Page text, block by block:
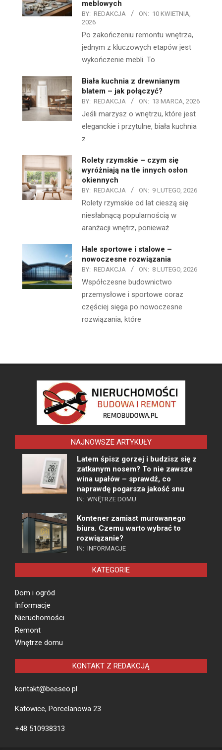
meblowych
BY: REDAKCJA ON: 10 KWIETNIA,
2026
Po zakończeniu remontu wnętrza,
jednym z kluczowych etapów jest
wykończenie mebli. To
Biała kuchnia z drewnianym
blatem – jak połączyć?
BY: REDAKCJA ON: 13 MARCA, 2026
Jeśli marzysz o wnętrzu, które jest
eleganckie i przytulne, biała kuchnia
z
Rolety rzymskie – czym się
wyróżniają na tle innych osłon
okiennych
BY: REDAKCJA ON: 9 LUTEGO, 2026
Rolety rzymskie od lat cieszą się
niesłabnącą popularnością w
aranżacji wnętrz, ponieważ
Hale sportowe i stalowe –
nowoczesne rozwiązania
BY: REDAKCJA ON: 8 LUTEGO, 2026
Współczesne budownictwo
przemysłowe i sportowe coraz
częściej sięga po nowoczesne
rozwiązania, które
NAJNOWSZE ARTYKUŁY
Latem śpisz gorzej i budzisz się z
zatkanym nosem? To nie zawsze
wina upałów – sprawdź, co
naprawdę pogarsza jakość snu
IN: WNĘTRZE DOMU
Kontener zamiast murowanego
biura. Czemu warto wybrać to
rozwiązanie?
IN: INFORMACJE
KATEGORIE
Dom i ogród
Informacje
Nieruchomości
Remont
Wnętrze domu
KONTAKT Z REDAKCJĄ
kontakt@beeseo.pl
Katowice, Porcelanowa 23
+48 510938313